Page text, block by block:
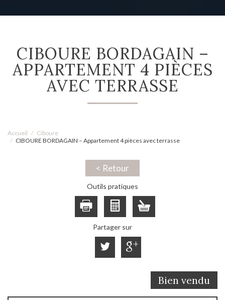
CIBOURE BORDAGAIN –
APPARTEMENT 4 PIÈCES
AVEC TERRASSE
Accueil
Ciboure
CIBOURE BORDAGAIN – Appartement 4 pièces avec terrasse
< Retour
Outils pratiques
Partager sur
Bien vendu